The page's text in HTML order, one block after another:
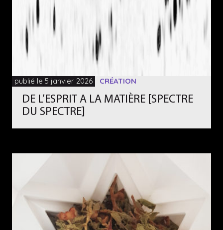
publié le 5 janvier 2026 CRÉATION
DE L’ESPRIT A LA MATIÈRE [SPECTRE
DU SPECTRE]